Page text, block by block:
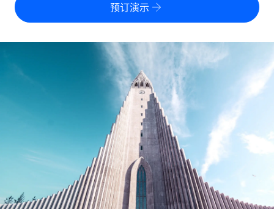
零实体成本实现全球扩张
全球合规聘用合同工
Remote Embedded
将人力资源无缝融入工作流程
美国各州浏览器
Remote 无惧对比
了解我们的竞争优势
为成长型企业量身打造的全球敏捷型人力资源与薪资解决方案
中型市场
通过定制化人力资源解决方案扩展团队
误分类风险计算工具
计算任何国家的员工总成本
合同工薪酬结算计算器
探索全球合同工的结算货币选项与结算速度
通过 REMOTE 学习
案例研究
中文（简体）
English
Español
登录
预订演示